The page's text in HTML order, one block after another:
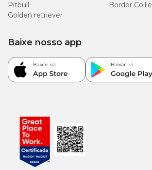
Pitbull
Border Collie
Golden retriever
Baixe nosso app